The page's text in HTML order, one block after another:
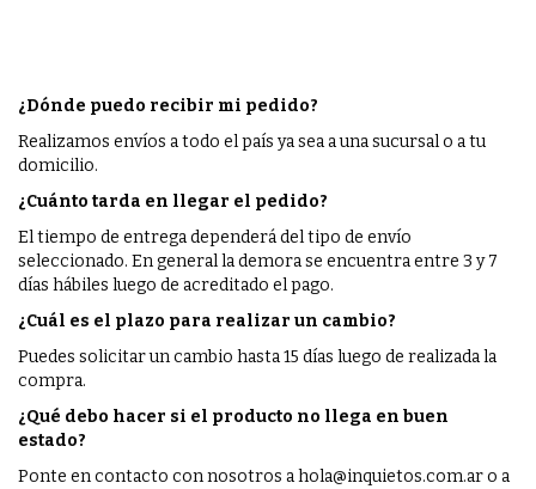
¿Dónde puedo recibir mi pedido?
Realizamos envíos a todo el país ya sea a una sucursal o a tu
domicilio.
¿Cuánto tarda en llegar el pedido?
El tiempo de entrega dependerá del tipo de envío
seleccionado. En general la demora se encuentra entre 3 y 7
días hábiles luego de acreditado el pago.
¿Cuál es el plazo para realizar un cambio?
Puedes solicitar un cambio hasta 15 días luego de realizada la
compra.
¿Qué debo hacer si el producto no llega en buen
estado?
Ponte en contacto con nosotros ahola@inquietos.com.aro a